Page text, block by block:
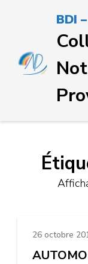
(Pressez
Entrée)
BDI
26 octobre